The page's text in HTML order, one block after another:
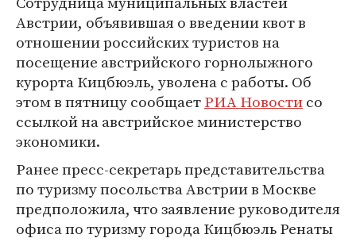
Австрии, объявившая о введении квот в
отношении российских туристов на
посещение австрийского горнолыжного
курорта Кицбюэль, уволена с работы. Об
этом в пятницу сообщаетРИА Новостисо
ссылкой на австрийское министерство
экономики.
Ранее пресс-секретарь представительства
по туризму посольства Австрии в Москве
предположила, что заявление руководителя
офиса по туризму города Кицбюэль Ренаты